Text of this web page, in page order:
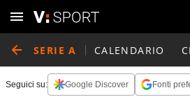
SERIE A CALENDARIO
Seguici su: Google Discover Fonti